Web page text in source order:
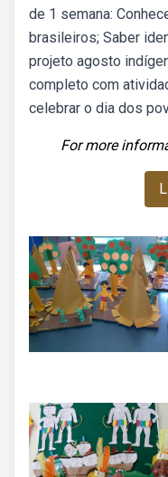
de 1 semana:
brasileiros; Saber
projeto agosto
completo com
celebrar o dia dos
For more